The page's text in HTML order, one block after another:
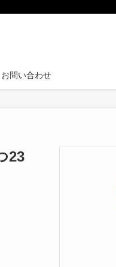
お問い合わせ
23